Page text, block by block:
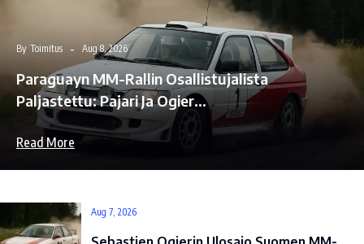
By Toimitus Aug 8, 2026
Paraguayn MM-Rallin Osallistujalista
Paljastettu: Pajari Ja Ogier…
Read More
Aug 7, 2026